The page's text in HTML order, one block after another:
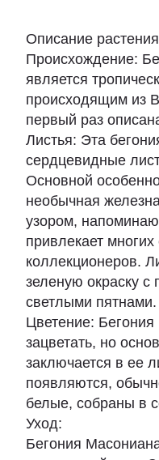
Описание
Происхождение:
является
происходящим из
первый раз
Листья: Эта
сердцевидные
Основной
необычная
узором,
привлекает
коллекционеров.
зеленую окраску
светлыми пятнами.
Цветение:
зацветать, но
заключается в ее
появляются,
белые, собраны в
Уход:
Бегония